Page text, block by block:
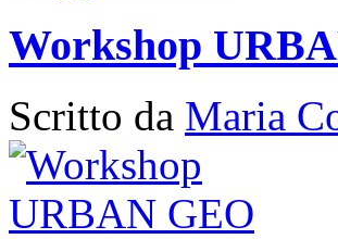
Workshop
Scritto da Maria